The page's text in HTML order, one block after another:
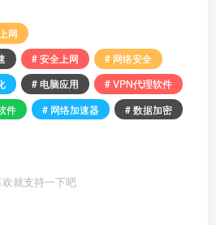
网
# 安全上网
# 网络安全
# 电脑应用
# VPN代理软件
件 # 网络加速器
# 数据加密
欢就支持一下吧